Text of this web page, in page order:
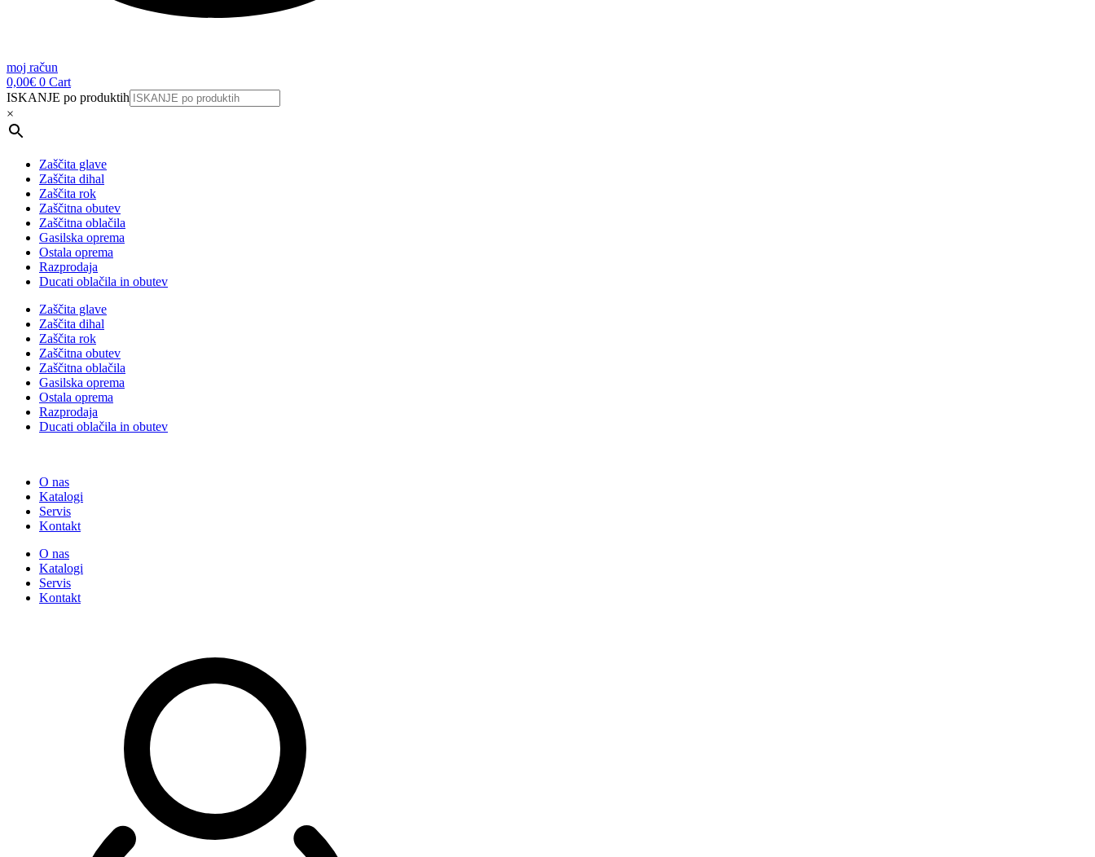
moj račun
0,00€ 0 Cart
ISKANJE po produktih
×
Zaščita glave
Zaščita dihal
Zaščita rok
Zaščitna obutev
Zaščitna oblačila
Gasilska oprema
Ostala oprema
Razprodaja
Ducati oblačila in obutev
Zaščita glave
Zaščita dihal
Zaščita rok
Zaščitna obutev
Zaščitna oblačila
Gasilska oprema
Ostala oprema
Razprodaja
Ducati oblačila in obutev
O nas
Katalogi
Servis
Kontakt
O nas
Katalogi
Servis
Kontakt